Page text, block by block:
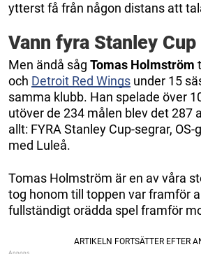
ytterst få från någon distans att
Vann fyra Stanley Cup
Men ändå såg Tomas Holmström
och Detroit Red Wings under 15
samma klubb. Han spelade över
utöver de 234 målen blev det 287
allt: FYRA Stanley Cup-segrar,
med Luleå.
Tomas Holmström är en av våra
tog honom till toppen var framför
fullständigt orädda spel framför